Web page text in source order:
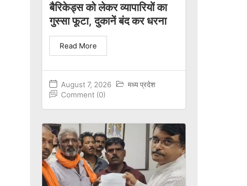
बैरिकेड्स को लेकर व्यापारियों का
गुस्सा फूटा, दुकानें बंद कर धरना
August 7, 2026
मध्य प्रदेश
Comment (0)
Read More